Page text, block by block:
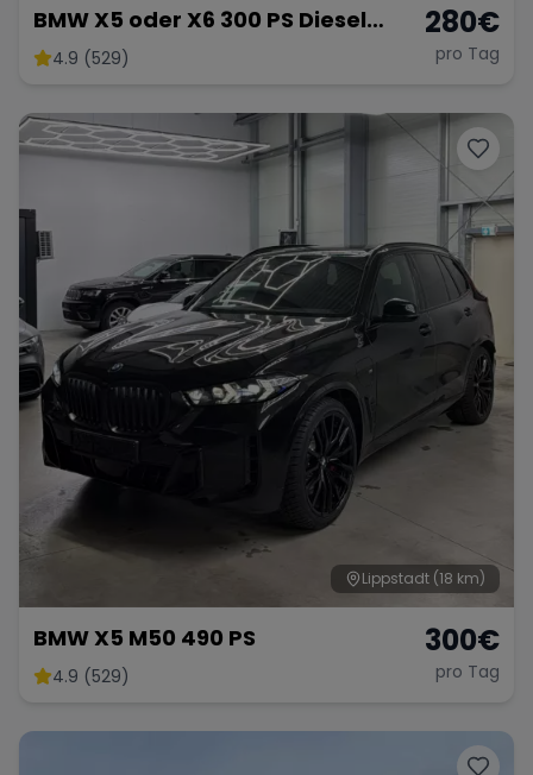
BMW X5 oder X6 300 PS Diesel
schwarz/grau 2025
4.9 (529)
280€
pro Tag
Lippstadt (18 km)
BMW X5 M50 490 PS
4.9 (529)
300€
pro Tag